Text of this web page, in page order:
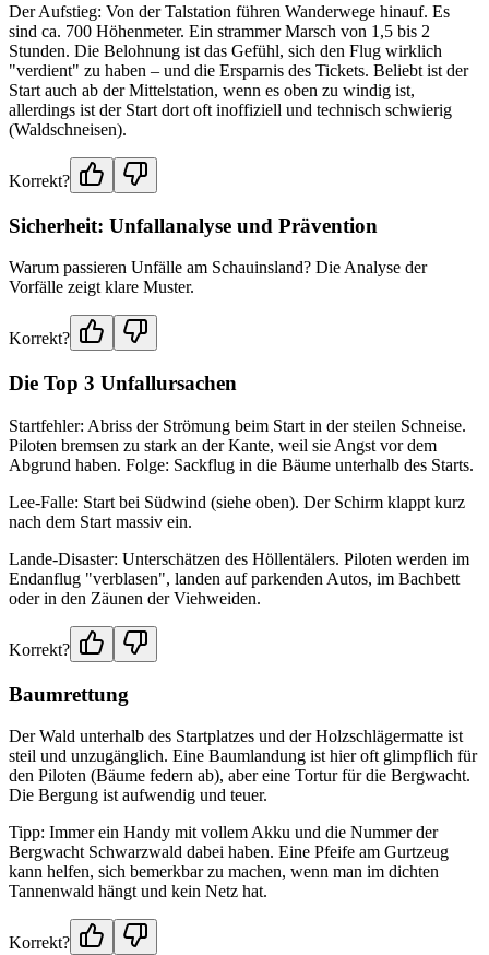
Der Aufstieg: Von der Talstation führen Wanderwege hinauf. Es
sind ca. 700 Höhenmeter. Ein strammer Marsch von 1,5 bis 2
Stunden. Die Belohnung ist das Gefühl, sich den Flug wirklich
"verdient" zu haben – und die Ersparnis des Tickets. Beliebt ist der
Start auch ab der Mittelstation, wenn es oben zu windig ist,
allerdings ist der Start dort oft inoffiziell und technisch schwierig
(Waldschneisen).
Korrekt?
Sicherheit: Unfallanalyse und Prävention
Warum passieren Unfälle am Schauinsland? Die Analyse der
Vorfälle zeigt klare Muster.
Korrekt?
Die Top 3 Unfallursachen
Startfehler: Abriss der Strömung beim Start in der steilen Schneise.
Piloten bremsen zu stark an der Kante, weil sie Angst vor dem
Abgrund haben. Folge: Sackflug in die Bäume unterhalb des Starts.
Lee-Falle: Start bei Südwind (siehe oben). Der Schirm klappt kurz
nach dem Start massiv ein.
Lande-Disaster: Unterschätzen des Höllentälers. Piloten werden im
Endanflug "verblasen", landen auf parkenden Autos, im Bachbett
oder in den Zäunen der Viehweiden.
Korrekt?
Baumrettung
Der Wald unterhalb des Startplatzes und der Holzschlägermatte ist
steil und unzugänglich. Eine Baumlandung ist hier oft glimpflich für
den Piloten (Bäume federn ab), aber eine Tortur für die Bergwacht.
Die Bergung ist aufwendig und teuer.
Tipp: Immer ein Handy mit vollem Akku und die Nummer der
Bergwacht Schwarzwald dabei haben. Eine Pfeife am Gurtzeug
kann helfen, sich bemerkbar zu machen, wenn man im dichten
Tannenwald hängt und kein Netz hat.
Korrekt?